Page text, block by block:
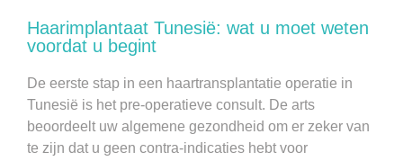
Haarimplantaat Tunesië: wat u moet weten
voordat u begint
De eerste stap in een haartransplantatie operatie in
Tunesië is het pre-operatieve consult. De arts
beoordeelt uw algemene gezondheid om er zeker van
te zijn dat u geen contra-indicaties hebt voor